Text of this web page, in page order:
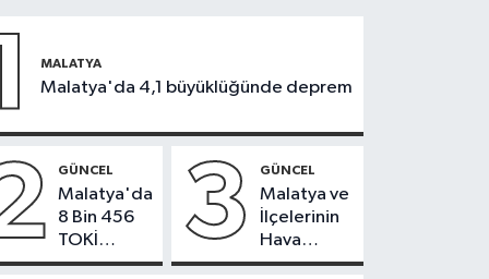
MALATYA
Malatya'da 4,1 büyüklüğünde deprem
GÜNCEL
Malatya'da
8 Bin 456
TOKİ
Konutunun
3 GÜNCEL
Malatya ve
İlçelerinin
Hava
Durumu -